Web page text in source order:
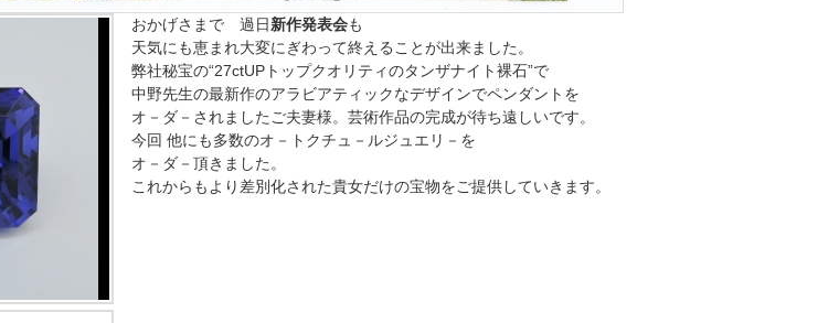
おかげさまで 過日新作発表会も
天気にも恵まれ大変にぎわって終えることが出来ました。
弊社秘宝の“27ctUPトップクオリティのタンザナイト裸石”で
中野先生の最新作のアラビアティックなデザインでペンダントを
オ－ダ－されましたご夫妻様。芸術作品の完成が待ち遠しいです。
今回 他にも多数のオ－トクチュ－ルジュエリ－を
オ－ダ－頂きました。
これからもより差別化された貴女だけの宝物をご提供していきます。